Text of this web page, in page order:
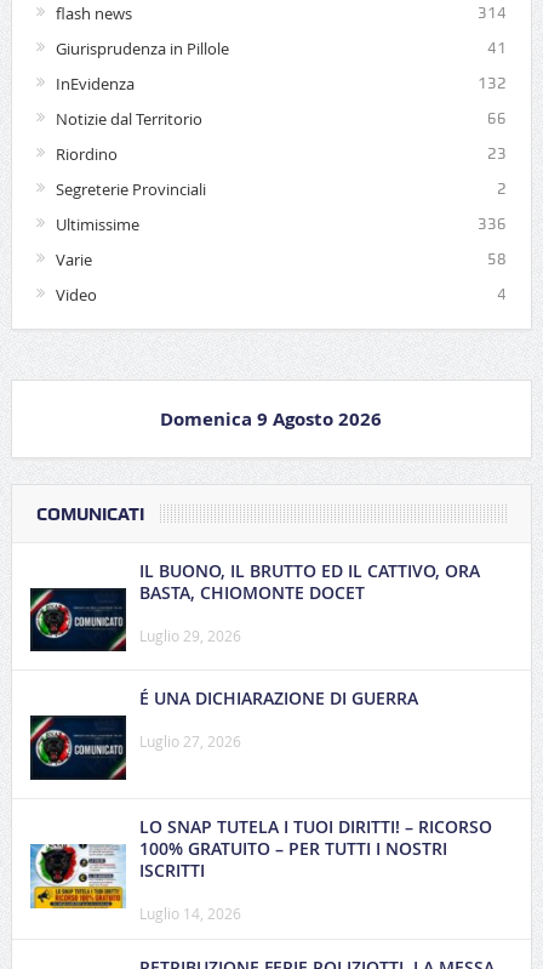
flash news 314
Giurisprudenza in Pillole 41
InEvidenza 132
Notizie dal Territorio 66
Riordino 23
Segreterie Provinciali 2
Ultimissime 336
Varie 58
Video 4
Domenica 9 Agosto 2026
COMUNICATI
IL BUONO, IL BRUTTO ED IL CATTIVO, ORA
BASTA, CHIOMONTE DOCET
Luglio 29, 2026
É UNA DICHIARAZIONE DI GUERRA
Luglio 27, 2026
LO SNAP TUTELA I TUOI DIRITTI! – RICORSO
100% GRATUITO – PER TUTTI I NOSTRI
ISCRITTI
Luglio 14, 2026